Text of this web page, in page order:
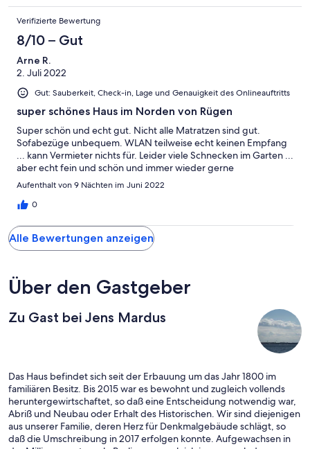
Verifizierte Bewertung
8/10 – Gut
Arne R.
2. Juli 2022
Gut: Sauberkeit, Check-in, Lage und Genauigkeit des Onlineauftritts
super schönes Haus im Norden von Rügen
Super schön und echt gut. Nicht alle Matratzen sind gut.
Sofabezüge unbequem. WLAN teilweise echt keinen Empfang
... kann Vermieter nichts für. Leider viele Schnecken im Garten ...
aber echt fein und schön und immer wieder gerne
Aufenthalt von 9 Nächten im Juni 2022
0
Alle Bewertungen anzeigen
Über den Gastgeber
Zu Gast bei Jens Mardus
Das Haus befindet sich seit der Erbauung um das Jahr 1800 im
familiären Besitz. Bis 2015 war es bewohnt und zugleich vollends
heruntergewirtschaftet, so daß eine Entscheidung notwendig war,
Abriß und Neubau oder Erhalt des Historischen. Wir sind diejenigen
aus unserer Familie, deren Herz für Denkmalgebäude schlägt, so
daß die Umschreibung in 2017 erfolgen konnte. Aufgewachsen in